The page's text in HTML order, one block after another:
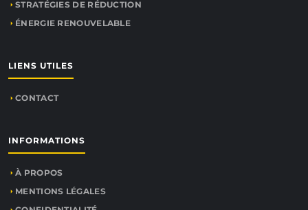
STRATÉGIES DE RÉDUCTION
ÉNERGIE RENOUVELABLE
LIENS UTILES
CONTACT
INFORMATIONS
À PROPOS
MENTIONS LÉGALES